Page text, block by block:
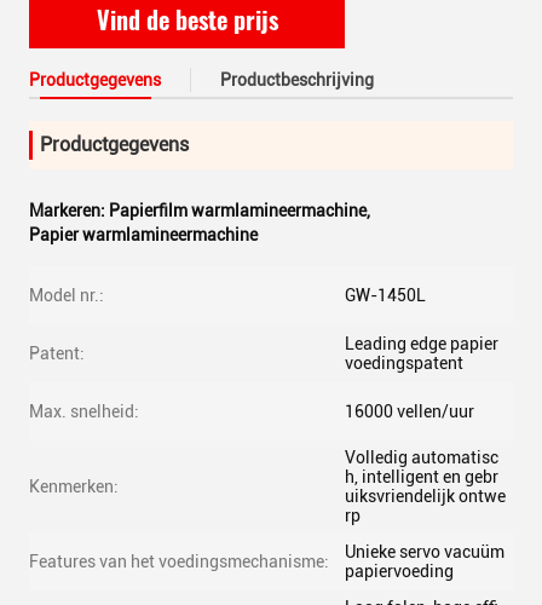
Vind de beste prijs
Productgegevens Productbeschrijving
Productgegevens
Markeren: Papierfilm warmlamineermachine,
Papier warmlamineermachine
Model nr.: GW-1450L
Patent:
Leading edge papier
voedingspatent
Max. snelheid: 16000 vellen/uur
Kenmerken:
Volledig automatisc
h, intelligent en gebr
uiksvriendelijk ontwe
rp
Features van het voedingsmechanisme:
Unieke servo vacuüm
papiervoeding